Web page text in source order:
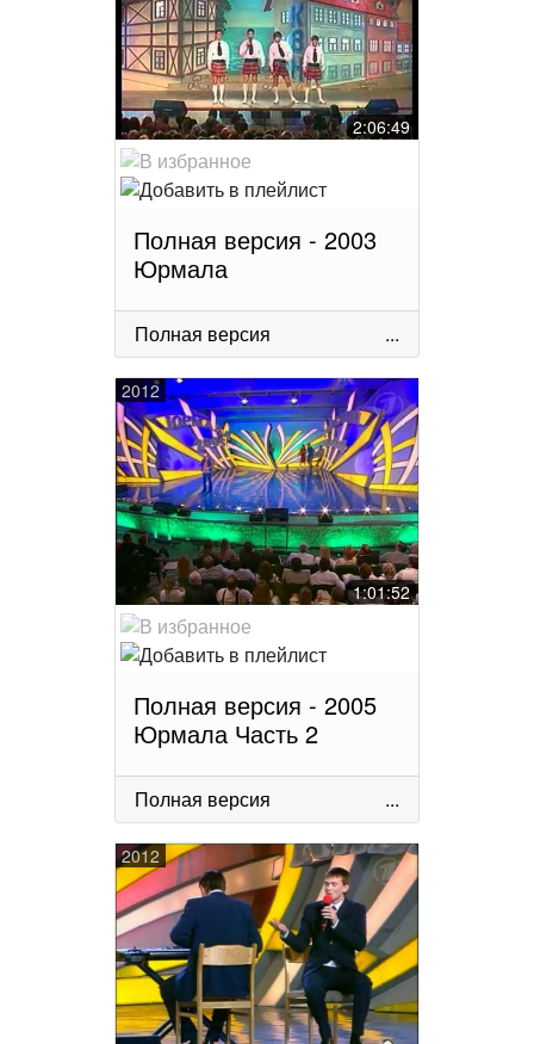
2:06:49
Полная версия - 2003
Юрмала
Полная версия ...
2012
1:01:52
Полная версия - 2005
Юрмала Часть 2
Полная версия ...
2012